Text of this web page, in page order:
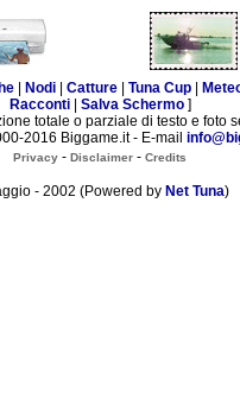
Nodi Catture Tuna Cup
Racconti| Salva Schermo]
totale o parziale di testo e foto
2016 Biggame.it - E-mail
Privacy - Disclaimer - Credits
- 2002 (Powered by Net Tuna)